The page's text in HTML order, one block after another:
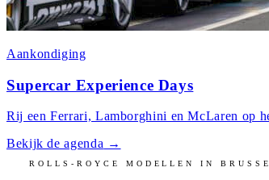
Aankondiging
Supercar Experience Days
Rij een Ferrari, Lamborghini en McLaren op
Bekijk de agenda →
ROLLS-ROYCE MODELLEN IN